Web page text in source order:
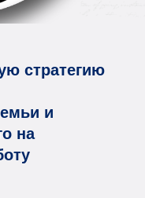
стратегию
и
на